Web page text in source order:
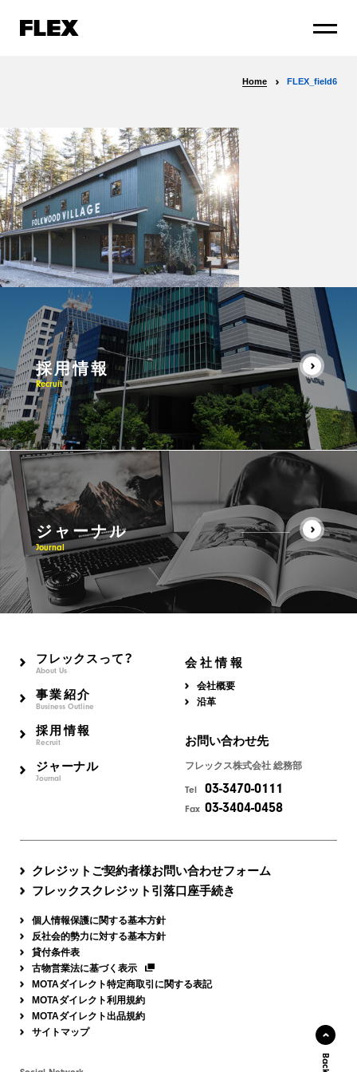
Home FLEX_field6
採用情報
Recruit
ジャーナル
Journal
フレックスって？
About Us
事業紹介
Business Outline
採用情報
Recruit
ジャーナル
Journal
会社情報
会社概要
沿革
お問い合わせ先
フレックス株式会社 総務部
Tel 03-3470-0111
Fax 03-3404-0458
クレジットご契約者様お問い合わせフォーム
フレックスクレジット引落口座手続き
個人情報保護に関する基本方針
反社会的勢力に対する基本方針
貸付条件表
古物営業法に基づく表示
MOTAダイレクト特定商取引に関する表記
MOTAダイレクト利用規約
MOTAダイレクト出品規約
サイトマップ